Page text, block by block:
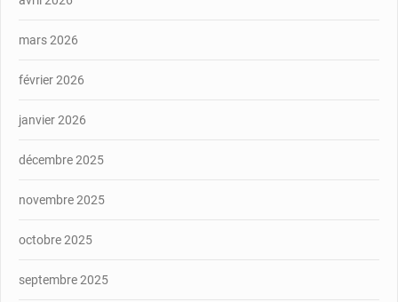
mars 2026
février 2026
janvier 2026
décembre 2025
novembre 2025
octobre 2025
septembre 2025